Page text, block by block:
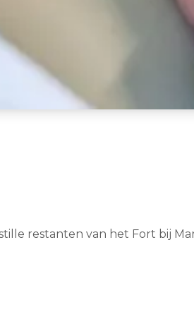
restanten van het Fort bij